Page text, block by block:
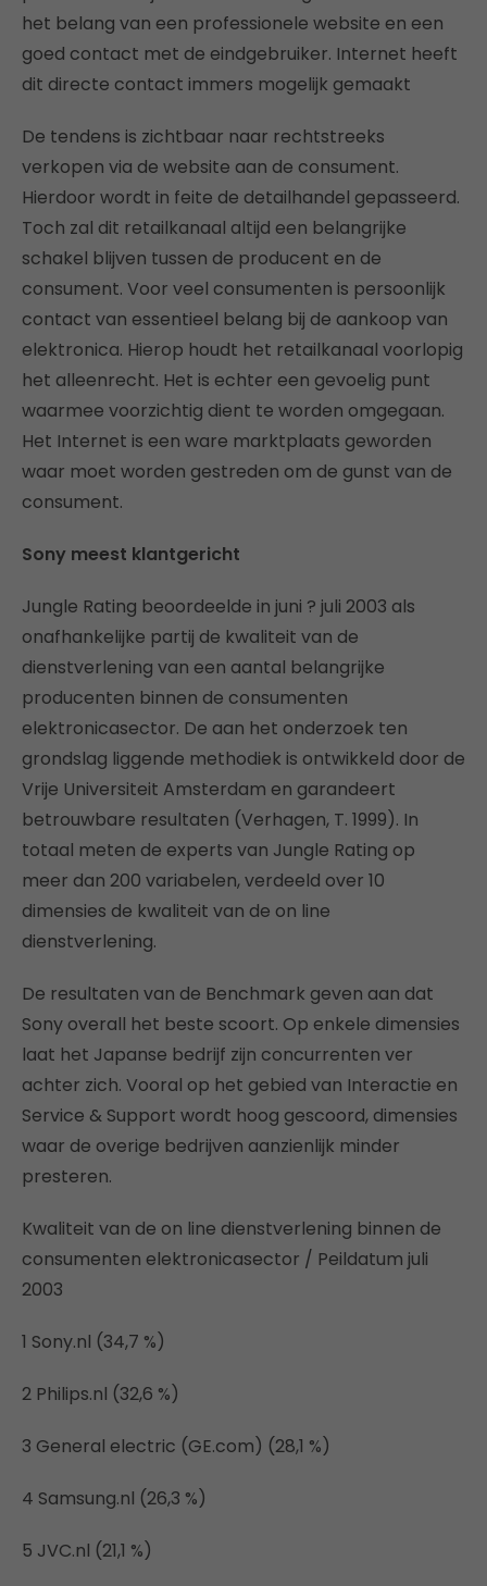
het belang van een professionele website en een
goed contact met de eindgebruiker. Internet heeft
dit directe contact immers mogelijk gemaakt
De tendens is zichtbaar naar rechtstreeks
verkopen via de website aan de consument.
Hierdoor wordt in feite de detailhandel gepasseerd.
Toch zal dit retailkanaal altijd een belangrijke
schakel blijven tussen de producent en de
consument. Voor veel consumenten is persoonlijk
contact van essentieel belang bij de aankoop van
elektronica. Hierop houdt het retailkanaal voorlopig
het alleenrecht. Het is echter een gevoelig punt
waarmee voorzichtig dient te worden omgegaan.
Het Internet is een ware marktplaats geworden
waar moet worden gestreden om de gunst van de
consument.
Sony meest klantgericht
Jungle Rating beoordeelde in juni ? juli 2003 als
onafhankelijke partij de kwaliteit van de
dienstverlening van een aantal belangrijke
producenten binnen de consumenten
elektronicasector. De aan het onderzoek ten
grondslag liggende methodiek is ontwikkeld door de
Vrije Universiteit Amsterdam en garandeert
betrouwbare resultaten (Verhagen, T. 1999). In
totaal meten de experts van Jungle Rating op
meer dan 200 variabelen, verdeeld over 10
dimensies de kwaliteit van de on line
dienstverlening.
De resultaten van de Benchmark geven aan dat
Sony overall het beste scoort. Op enkele dimensies
laat het Japanse bedrijf zijn concurrenten ver
achter zich. Vooral op het gebied van Interactie en
Service & Support wordt hoog gescoord, dimensies
waar de overige bedrijven aanzienlijk minder
presteren.
Kwaliteit van de on line dienstverlening binnen de
consumenten elektronicasector / Peildatum juli
2003
1 Sony.nl (34,7 %)
2 Philips.nl (32,6 %)
3 General electric (GE.com) (28,1 %)
4 Samsung.nl (26,3 %)
5 JVC.nl (21,1 %)